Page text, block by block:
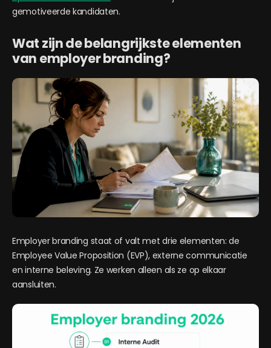
gemotiveerde kandidaten.
Wat zijn de belangrijkste elementen
van employer branding?
Employer branding staat of valt met drie elementen: de
Employee Value Proposition (EVP), externe communicatie
en interne beleving. Ze werken alleen als ze op elkaar
aansluiten.